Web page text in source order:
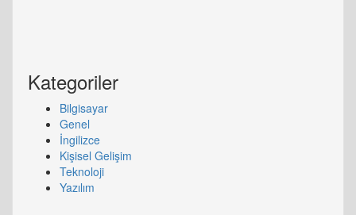
Kategoriler
Bilgisayar
Genel
İngilizce
Kişisel Gelişim
Teknoloji
Yazılım